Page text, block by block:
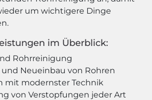
um wichtigere Dinge
im Überblick:
Rohrreinigung
und Neueinbau von Rohren
mit modernster Technik
von Verstopfungen jeder Art